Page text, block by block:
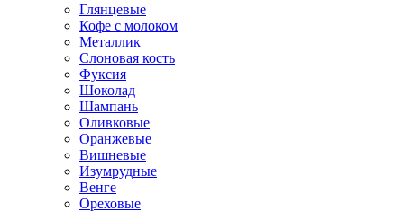
Глянцевые
Кофе с молоком
Металлик
Слоновая кость
Фуксия
Шоколад
Шампань
Оливковые
Оранжевые
Вишневые
Изумрудные
Венге
Ореховые